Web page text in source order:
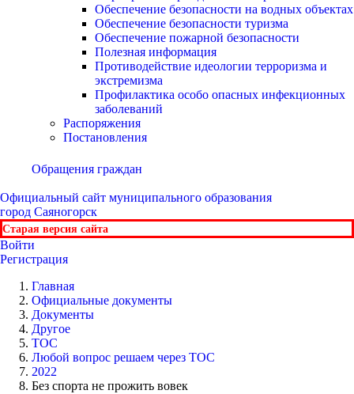
Обеспечение безопасности на водных объектах
Обеспечение безопасности туризма
Обеспечение пожарной безопасности
Полезная информация
Противодействие идеологии терроризма и
экстремизма
Профилактика особо опасных инфекционных
заболеваний
Распоряжения
Постановления
Обращения граждан
Официальный сайт муниципального образования
город Саяногорск
Старая версия сайта
Войти
Регистрация
Главная
Официальные документы
Документы
Другое
ТОС
Любой вопрос решаем через ТОС
2022
Без спорта не прожить вовек